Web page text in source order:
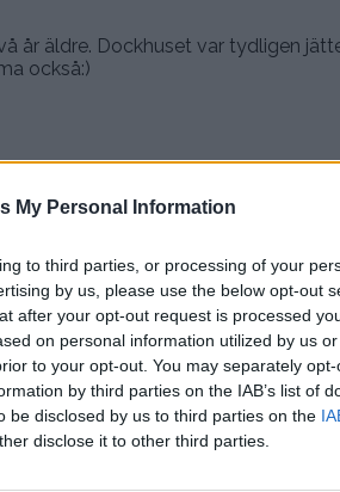
My Personal Information
to third parties, or processing of your
by us, please use the below opt-out
after your opt-out request is processed
on personal information utilized by us
to your opt-out. You may separately
by third parties on the IAB’s list of
be disclosed by us to third parties on the
disclose it to other third parties.
år äldre. Dockhuset var tydligen
också:)
framför en thriller (Hangman –
just söndagskvällar och ladda inför